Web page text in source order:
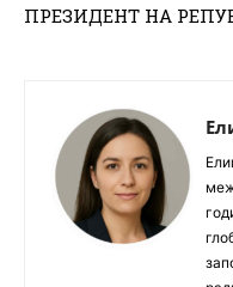
ПРЕЗИДЕНТ НА